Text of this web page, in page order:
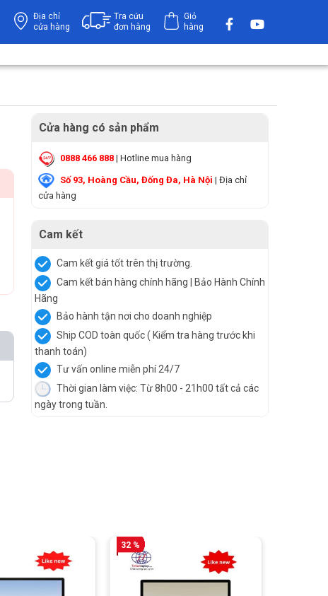
Địa chỉ
cửa hàng
Tra cứu
đơn hàng
Giỏ
hàng
Cửa hàng có sản phẩm
0888 466 888 | Hotline mua hàng
Số 93, Hoàng Cầu, Đống Đa, Hà Nội | Địa chỉ
cửa hàng
Cam kết
Cam kết giá tốt trên thị trường.
Cam kết bán hàng chính hãng | Bảo Hành Chính
Hãng
Bảo hành tận nơi cho doanh nghiệp
Ship COD toàn quốc ( Kiểm tra hàng trước khi
thanh toán)
Tư vấn online miễn phí 24/7
Thời gian làm việc: Từ 8h00 - 21h00 tất cả các
ngày trong tuần.
32 %